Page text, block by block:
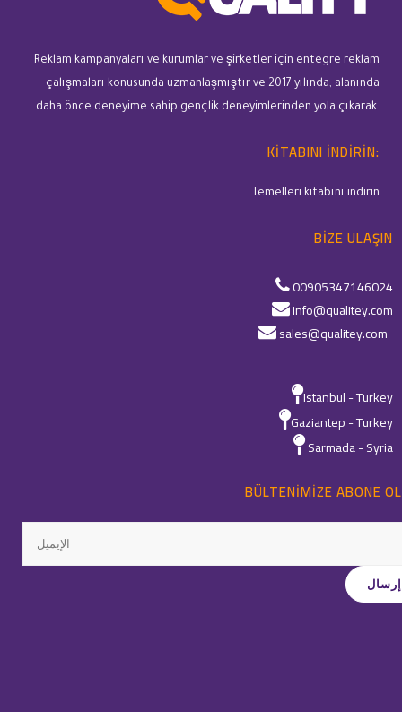
Reklam kampanyaları ve kurumlar ve şirketler için entegre reklam
çalışmaları konusunda uzmanlaşmıştır ve 2017 yılında, alanında
daha önce deneyime sahip gençlik deneyimlerinden yola çıkarak.
KITABINI INDIRIN:
Temelleri kitabını indirin
BIZE ULAŞIN
00905347146024
info@qualitey.com
sales@qualitey.com
Istanbul - Turkey
Gaziantep - Turkey
Sarmada - Syria
BÜLTENIMIZE ABONE